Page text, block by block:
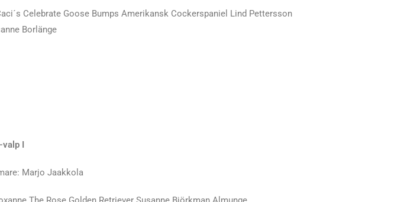
Celebrate Goose Bumps Amerikansk Cockerspaniel Lind Pettersson
Borlänge
valp I
Marjo Jaakkola